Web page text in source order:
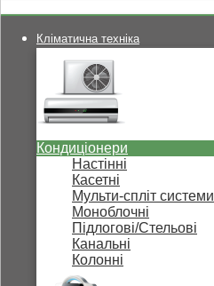
Кліматична техніка
Кондиціонери
Настінні
Касетні
Мульти-спліт системи
Моноблочні
Підлогові/Стельові
Канальні
Колонні